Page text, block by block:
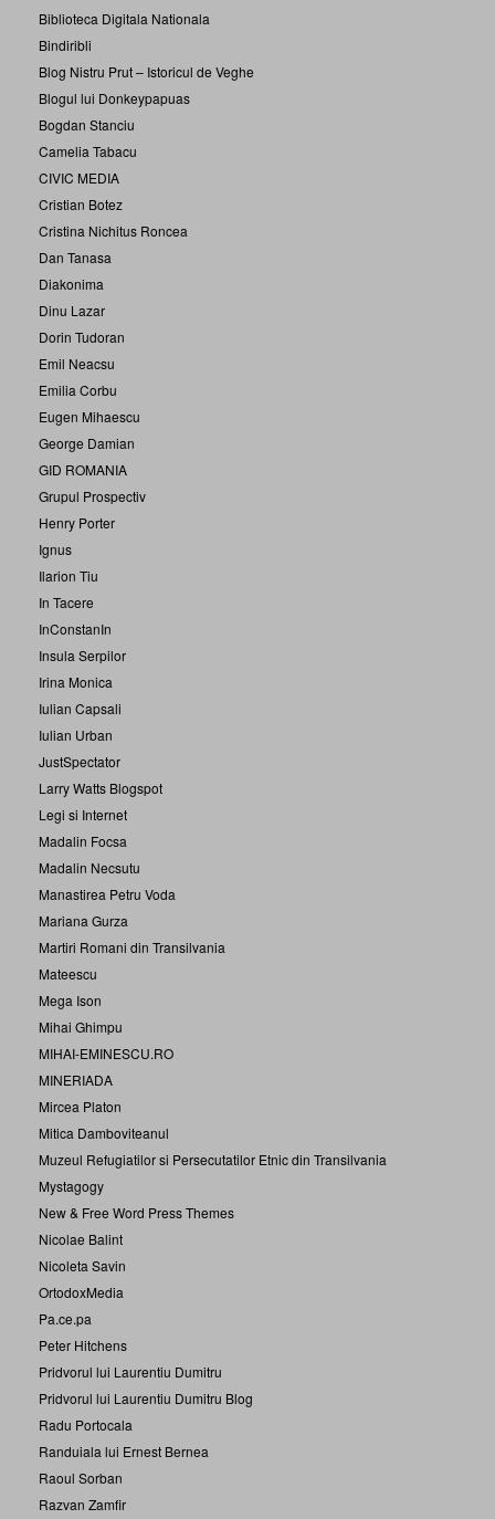
Biblioteca Digitala Nationala
Bindiribli
Blog Nistru Prut – Istoricul de Veghe
Blogul lui Donkeypapuas
Bogdan Stanciu
Camelia Tabacu
CIVIC MEDIA
Cristian Botez
Cristina Nichitus Roncea
Dan Tanasa
Diakonima
Dinu Lazar
Dorin Tudoran
Emil Neacsu
Emilia Corbu
Eugen Mihaescu
George Damian
GID ROMANIA
Grupul Prospectiv
Henry Porter
Ignus
Ilarion Tiu
In Tacere
InConstanIn
Insula Serpilor
Irina Monica
Iulian Capsali
Iulian Urban
JustSpectator
Larry Watts Blogspot
Legi si Internet
Madalin Focsa
Madalin Necsutu
Manastirea Petru Voda
Mariana Gurza
Martiri Romani din Transilvania
Mateescu
Mega Ison
Mihai Ghimpu
MIHAI-EMINESCU.RO
MINERIADA
Mircea Platon
Mitica Damboviteanul
Muzeul Refugiatilor si Persecutatilor Etnic din Transilvania
Mystagogy
New & Free Word Press Themes
Nicolae Balint
Nicoleta Savin
OrtodoxMedia
Pa.ce.pa
Peter Hitchens
Pridvorul lui Laurentiu Dumitru
Pridvorul lui Laurentiu Dumitru Blog
Radu Portocala
Randuiala lui Ernest Bernea
Raoul Sorban
Razvan Zamfir